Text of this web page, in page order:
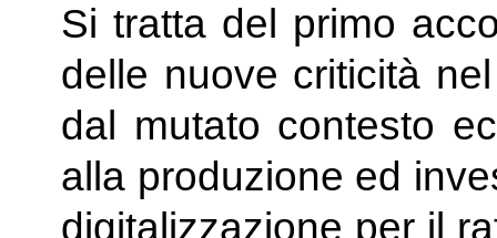
Si tratta del primo
delle nuove criticità
dal mutato contesto
alla produzione ed
digitalizzazione per il